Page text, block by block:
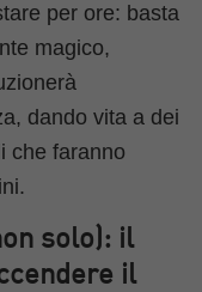
per ore: basta
magico,
dando vita a dei
che faranno
solo): il
il